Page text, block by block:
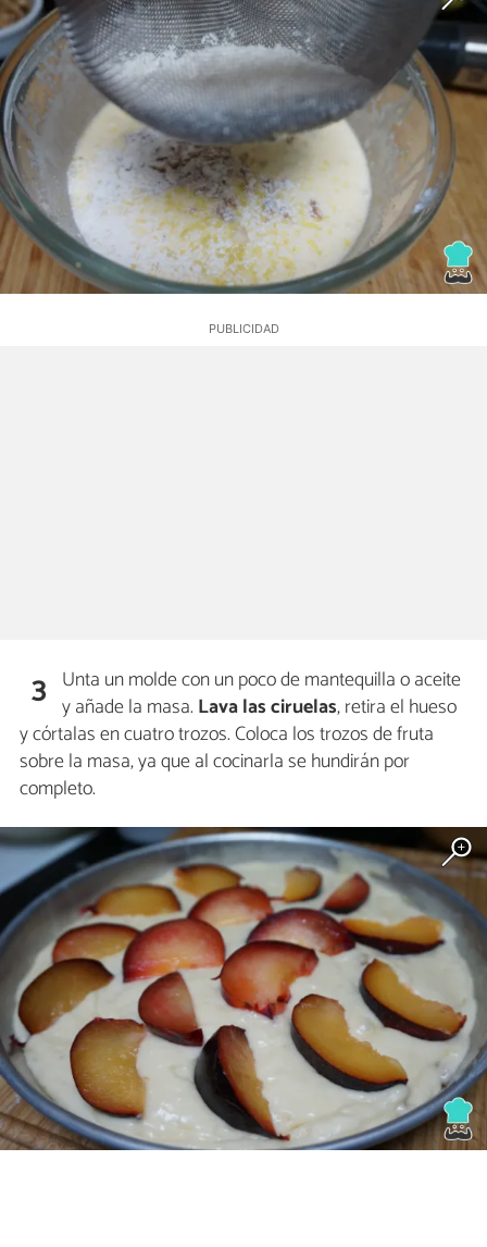
3 Unta un molde con un poco de mantequilla o aceite
y añade la masa. Lava las ciruelas, retira el hueso
y córtalas en cuatro trozos. Coloca los trozos de fruta
sobre la masa, ya que al cocinarla se hundirán por
completo.